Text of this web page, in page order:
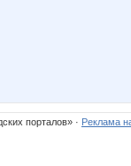
порталов» · Реклама